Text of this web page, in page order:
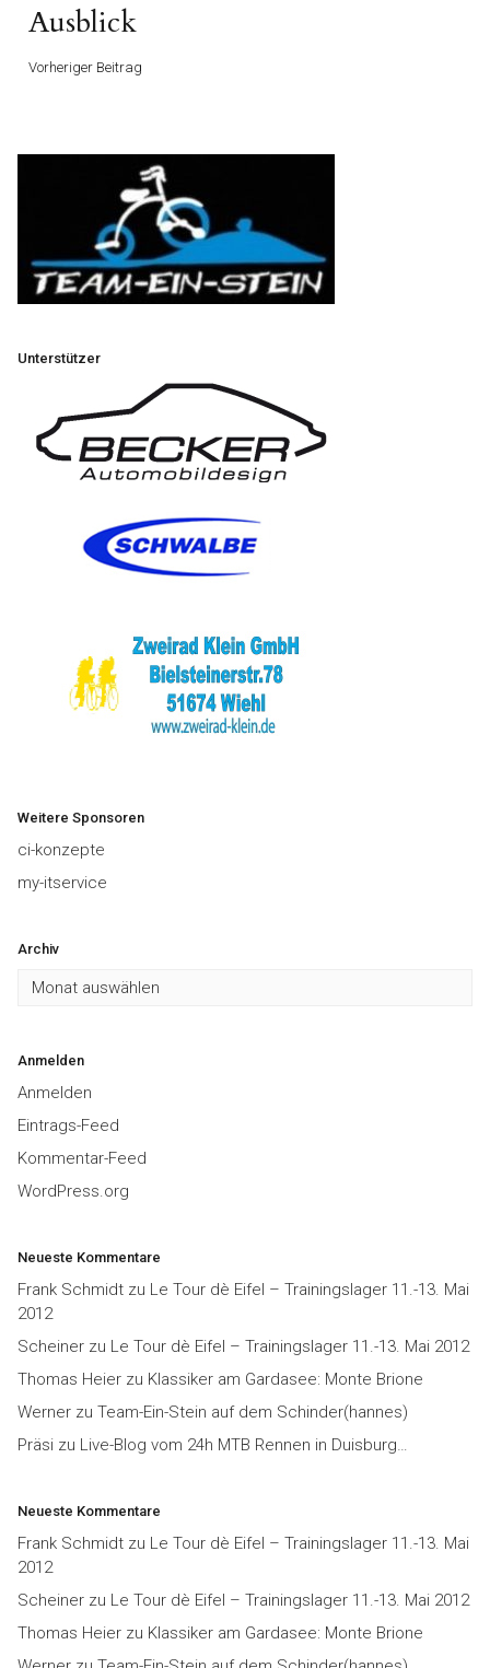
Vorheriger
Beitrag
Ausblick
Vorheriger Beitrag
Unterstützer
Weitere Sponsoren
ci-konzepte
my-itservice
Archiv
Archiv
Anmelden
Anmelden
Eintrags-Feed
Kommentar-Feed
WordPress.org
Neueste Kommentare
Frank Schmidt zu Le Tour dè Eifel – Trainingslager 11.-13. Mai
2012
Scheiner zu Le Tour dè Eifel – Trainingslager 11.-13. Mai 2012
Thomas Heier zu Klassiker am Gardasee: Monte Brione
Werner zu Team-Ein-Stein auf dem Schinder(hannes)
Präsi zu Live-Blog vom 24h MTB Rennen in Duisburg…
Neueste Kommentare
Frank Schmidt zu Le Tour dè Eifel – Trainingslager 11.-13. Mai
2012
Scheiner zu Le Tour dè Eifel – Trainingslager 11.-13. Mai 2012
Thomas Heier zu Klassiker am Gardasee: Monte Brione